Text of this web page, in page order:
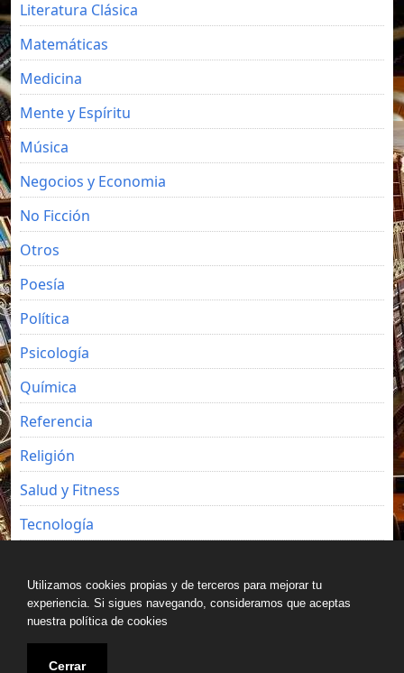
Literatura Clásica
Matemáticas
Medicina
Mente y Espíritu
Música
Negocios y Economia
No Ficción
Otros
Poesía
Política
Psicología
Química
Referencia
Religión
Salud y Fitness
Tecnología
Utilizamos cookies propias y de terceros para mejorar tu
experiencia. Si sigues navegando, consideramos que aceptas
nuestra política de cookies
Cerrar